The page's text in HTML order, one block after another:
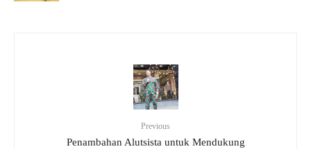
Previous
Penambahan Alutsista untuk Mendukung